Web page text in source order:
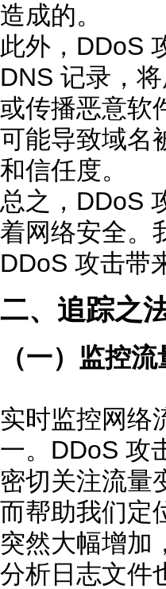
造成的。
此外，DDoS
DNS 记录，
或传播恶意软
可能导致域名
和信任度。
总之，DDoS
着网络安全。
DDoS 攻击带
二、追踪之
（一）监控
实时监控网络
一。DDoS 攻
密切关注流量
而帮助我们定
突然大幅增加
分析日志文件